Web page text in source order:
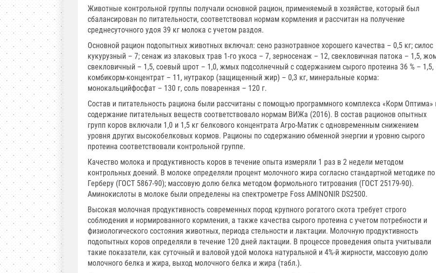
Животные контрольной группы получали основной рацион, применяемый в хозяйстве, который был
сбалансирован по питательности, соответствовал нормам кормления и рассчитан на получение
среднесуточного удоя 39 кг молока с учетом раздоя.
Основной рацион подопытных животных включал: сено разнотравное хорошего качества – 0,5 кг; силос
кукурузный – 7; сенаж из злаковых трав 1-го укоса – 7, зерносенаж – 12, свекловичная патока – 1,5,
свекловичный – 1,5, соевый шрот – 1,0, жмых подсолнечный с содержанием сырого протеина 36 % – 1,5,
комбикорм-концентрат – 11, нутракор (защищенный жир) – 0,3 кг, минеральные корма:
монокальцийфосфат – 130 г, соль поваренная – 120 г.
Состав и питательность рациона были рассчитаны с помощью программного комплекса «Корм Оптима»
содержание питательных веществ соответствовало нормам ВИЖа (2016). В состав рационов опытных
групп коров включали 1,0 и 1,5 кг белкового концентрата Агро-Матик с одновременным снижением
уровня других высокобелковых кормов. Рационы по содержанию обменной энергии и уровню сырого
протеина соответствовали контрольной группе.
Качество молока и продуктивность коров в течение опыта измеряли 1 раз в 2 недели методом
контрольных доений. В молоке определяли процент молочного жира согласно стандартной методике по
Герберу (ГОСТ 5867-90); массовую долю белка методом формольного титрования (ГОСТ 25179-90).
Аминокислоты в молоке были определены на спектрометре Foss AMINONIR DS2500.
Высокая молочная продуктивность современных пород крупного рогатого скота требует строго
соблюдения и нормированного кормления, а также качества сырого протеина с учетом потребности и
физиологического состояния животных, периода стельности и лактации. Молочную продуктивность
подопытных коров определяли в течение 120 дней лактации. В процессе проведения опыта учитывали
такие показатели, как суточный и валовой удой молока натуральной и 4%-й жирности, массовую долю
молочного белка и жира, выход молочного белка и жира (табл.).